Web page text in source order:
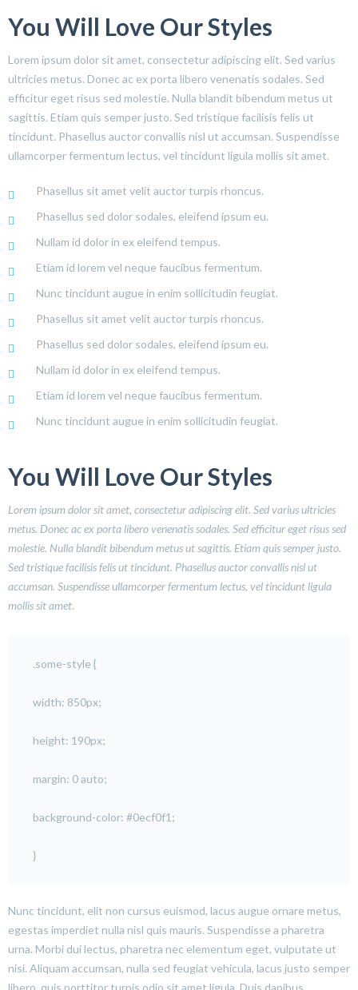
You Will Love Our Styles
Lorem ipsum dolor sit amet, consectetur adipiscing elit. Sed varius
ultricies metus. Donec ac ex porta libero venenatis sodales. Sed
efficitur eget risus sed molestie. Nulla blandit bibendum metus ut
sagittis. Etiam quis semper justo. Sed tristique facilisis felis ut
tincidunt. Phasellus auctor convallis nisl ut accumsan. Suspendisse
ullamcorper fermentum lectus, vel tincidunt ligula mollis sit amet.
Phasellus sit amet velit auctor turpis rhoncus.
Phasellus sed dolor sodales, eleifend ipsum eu.
Nullam id dolor in ex eleifend tempus.
Etiam id lorem vel neque faucibus fermentum.
Nunc tincidunt augue in enim sollicitudin feugiat.
Phasellus sit amet velit auctor turpis rhoncus.
Phasellus sed dolor sodales, eleifend ipsum eu.
Nullam id dolor in ex eleifend tempus.
Etiam id lorem vel neque faucibus fermentum.
Nunc tincidunt augue in enim sollicitudin feugiat.
You Will Love Our Styles
Lorem ipsum dolor sit amet, consectetur adipiscing elit. Sed varius ultricies
metus. Donec ac ex porta libero venenatis sodales. Sed efficitur eget risus sed
molestie. Nulla blandit bibendum metus ut sagittis. Etiam quis semper justo.
Sed tristique facilisis felis ut tincidunt. Phasellus auctor convallis nisl ut
accumsan. Suspendisse ullamcorper fermentum lectus, vel tincidunt ligula
mollis sit amet.
.some-style {
width: 850px;
height: 190px;
margin: 0 auto;
background-color: #0ecf0f1;
}
Nunc tincidunt, elit non cursus euismod, lacus augue ornare metus,
egestas imperdiet nulla nisl quis mauris. Suspendisse a pharetra
urna. Morbi dui lectus, pharetra nec elementum eget, vulputate ut
nisi. Aliquam accumsan, nulla sed feugiat vehicula, lacus justo semper
libero, quis porttitor turpis odio sit amet ligula. Duis dapibus